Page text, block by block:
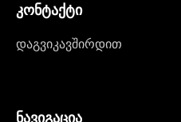
კონტაქტი
დაგვიკავშირდით
ნავიგაცია